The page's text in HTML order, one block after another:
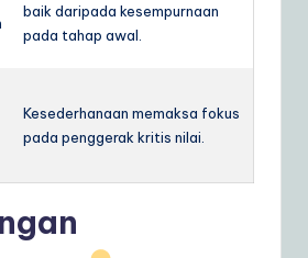
baik daripada kesempurnaan
pada tahap awal.
Kesederhanaan memaksa fokus
pada penggerak kritis nilai.